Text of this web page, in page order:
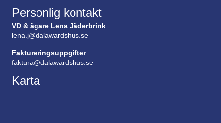
Personlig kontakt
VD & ägare Lena Jäderbrink
lena.j@dalawardshus.se
Faktureringsuppgifter
faktura@dalawardshus.se
Karta